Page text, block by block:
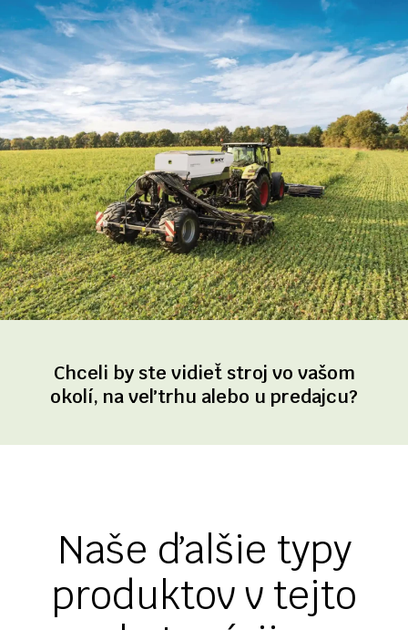
Chceli by ste vidieť stroj vo vašom
okolí, na veľtrhu alebo u predajcu?
Naše ďalšie typy
produktov v tejto